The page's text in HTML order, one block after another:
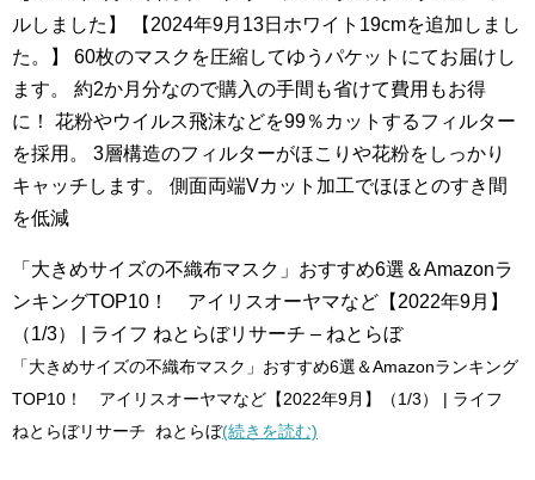
ルしました】 【2024年9月13日ホワイト19cmを追加しまし
た。】 60枚のマスクを圧縮してゆうパケットにてお届けし
ます。 約2か月分なので購入の手間も省けて費用もお得
に！ 花粉やウイルス飛沫などを99％カットするフィルター
を採用。 3層構造のフィルターがほこりや花粉をしっかり
キャッチします。 側面両端Vカット加工でほほとのすき間
を低減
「大きめサイズの不織布マスク」おすすめ6選＆Amazonラ
ンキングTOP10！ アイリスオーヤマなど【2022年9月】
（1/3） | ライフ ねとらぼリサーチ – ねとらぼ
「大きめサイズの不織布マスク」おすすめ6選＆Amazonランキング
TOP10！ アイリスオーヤマなど【2022年9月】（1/3） | ライフ
ねとらぼリサーチ ねとらぼ(続きを読む)